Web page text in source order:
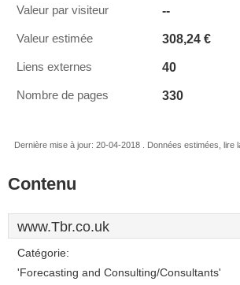
Valeur par visiteur --
Valeur estimée 308,24 €
Liens externes 40
Nombre de pages 330
Dernière mise à jour: 20-04-2018 . Données estimées, lire
Contenu
www.Tbr.co.uk
Catégorie:
'Forecasting and Consulting/Consultants'